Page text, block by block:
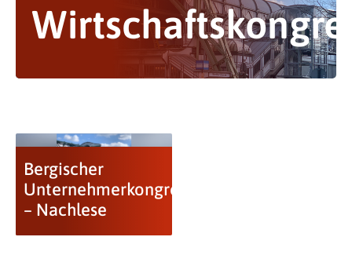
Bergischer
Unternehmerkongress
– Nachlese